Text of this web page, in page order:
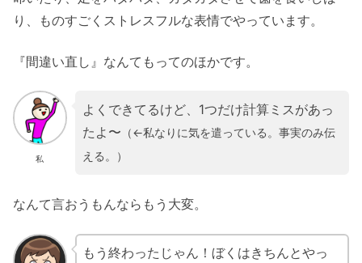
り、ものすごくストレスフルな表情でやっています。
『間違い直し』なんてもってのほかです。
私
よくできてるけど、1つだけ計算ミスがあっ
たよ〜 （←私なりに気を遣っている。事実のみ伝
える。）
なんて言おうもんならもう大変。
もう終わったじゃん！ぼくはきちんとやっ